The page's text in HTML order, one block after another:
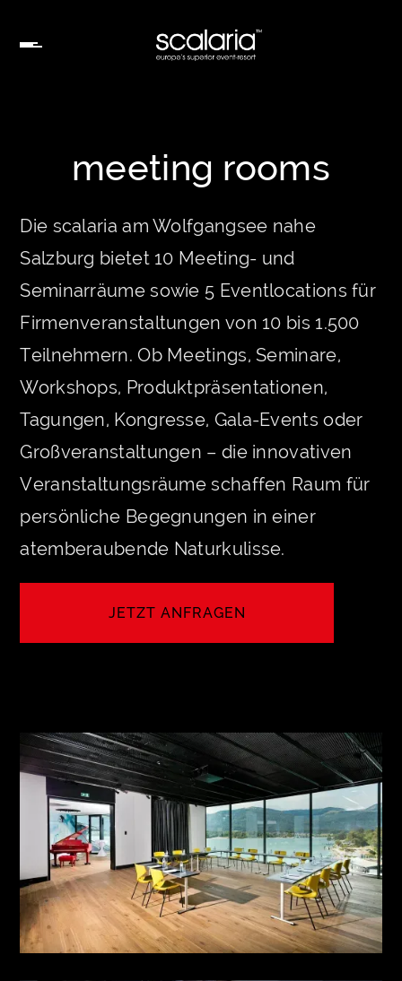
meeting rooms
Die scalaria am Wolfgangsee nahe
Salzburg bietet 10 Meeting- und
Seminarräume sowie 5 Eventlocations für
Firmenveranstaltungen von 10 bis 1.500
Teilnehmern. Ob Meetings, Seminare,
Workshops, Produktpräsentationen,
Tagungen, Kongresse, Gala-Events oder
Großveranstaltungen – die innovativen
Veranstaltungsräume schaffen Raum für
persönliche Begegnungen in einer
atemberaubende Naturkulisse.
JETZT ANFRAGEN